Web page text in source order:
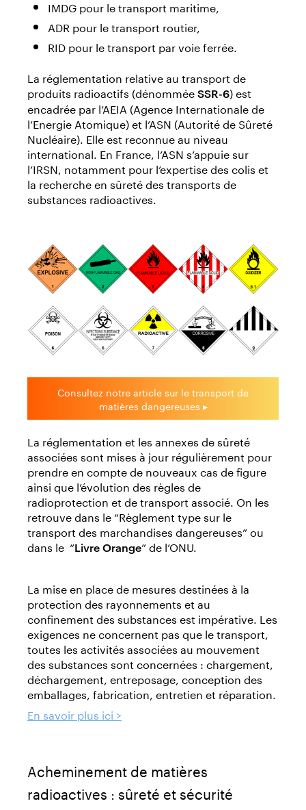
IMDG pour le transport maritime,
ADR pour le transport routier,
RID pour le transport par voie ferrée.
La réglementation relative au transport de
produits radioactifs (dénomméeSSR-6) est
encadrée par l’AEIA (Agence Internationale de
l’Energie Atomique) et l’ASN (Autorité de Sûreté
Nucléaire). Elle est reconnue au niveau
international. En France, l’ASN s’appuie sur
l’IRSN, notamment pour l’expertise des colis et
la recherche en sûreté des transports de
substances radioactives.
Consultez notre article sur le transport de
matières dangereuses ▸
La réglementation et les annexes de sûreté
associées sont mises à jour régulièrement pour
prendre en compte de nouveaux cas de figure
ainsi que l’évolution des règles de
radioprotection et de transport associé. On les
retrouve dans le “Règlement type sur le
transport des marchandises dangereuses” ou
dans le “Livre Orange” de l’ONU.
La mise en place de mesures destinées à la
protection des rayonnements et au
confinement des substances est impérative. Les
exigences ne concernent pas que le transport,
toutes les activités associées au mouvement
des substances sont concernées : chargement,
déchargement, entreposage, conception des
emballages, fabrication, entretien et réparation.
En savoir plus ici >
Acheminement de matières
radioactives : sûreté et sécurité